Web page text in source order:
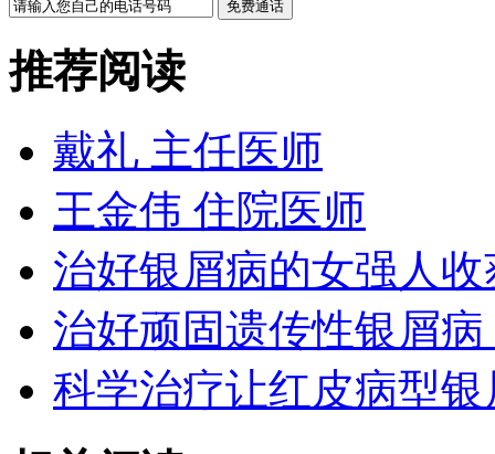
推荐阅读
戴礼 主任医师
王金伟 住院医师
治好银屑病的女强人
治好顽固遗传性银屑
科学治疗让红皮病型